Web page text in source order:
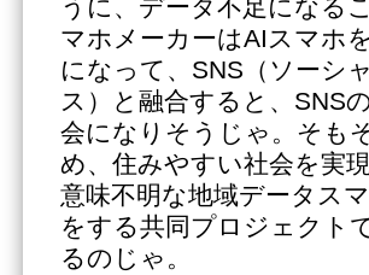
うに、データ不足になる
マホメーカーはAIスマホ
になって、SNS（ソーシ
ス）と融合すると、SNS
会になりそうじゃ。そも
め、住みやすい社会を実
意味不明な地域データス
をする共同プロジェクト
るのじゃ。